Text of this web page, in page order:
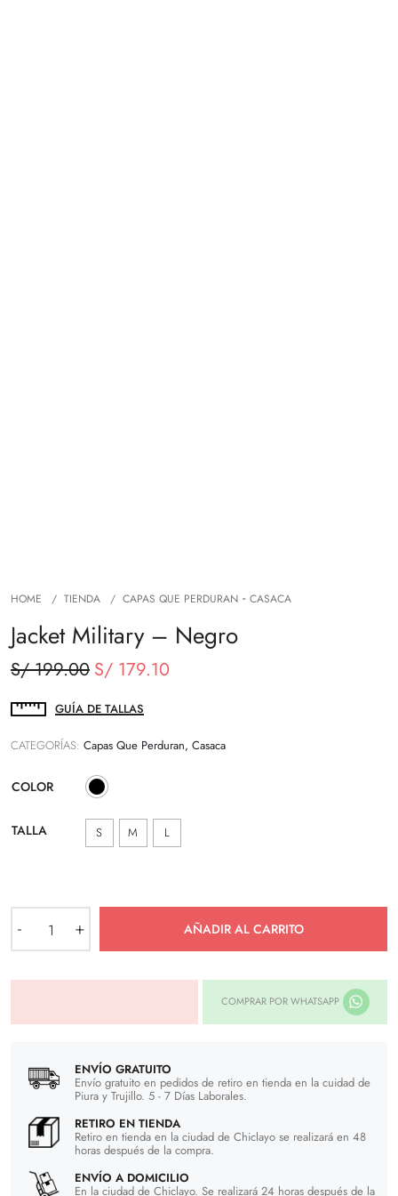
HOME TIENDA CAPAS QUE PERDURAN - CASACA
Jacket Military – Negro
S/199.00 El
original
S/ 199.00.
S/ 179.10El
S/ 179.10.
GUÍA DE TALLAS
CATEGORÍAS: Capas Que Perduran, Casaca
COLOR
TALLA S M L
Military
Negro
+
- AÑADIR AL CARRITO
COMPRAR POR WHATSAPP
ENVÍO GRATUITO
Envío gratuito en pedidos de retiro en tienda en la cuidad de
Piura y Trujillo. 5 - 7 Días Laborales.
RETIRO EN TIENDA
Retiro en tienda en la ciudad de Chiclayo se realizará en 48
horas después de la compra.
ENVÍO A DOMICILIO
En la ciudad de Chiclayo. Se realizará 24 horas después de la